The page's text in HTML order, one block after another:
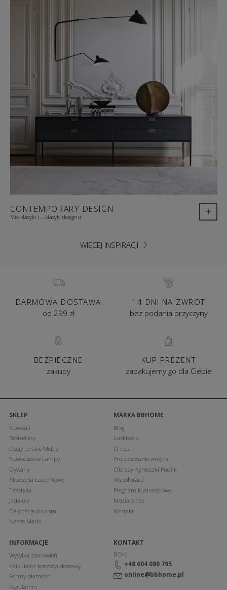
CONTEMPORARY DESIGN
Mix klasyki i ... klasyki designu +
WIĘCEJ INSPIRACJI
DARMOWA DOSTAWA
od 299 zł
14 DNI NA ZWROT
bez podania przyczyny
BEZPIECZNE
zakupy
KUP PREZENT
zapakujemy go dla Ciebie
SKLEP
Nowości
Bestsellery
Designerskie Meble
Nowoczesne Lampy
Dywany
Akcesoria Łazienkowe
Tekstylia
Jadalnia
Dekoracje do domu
Nasze Marki
MARKA BBHOME
Blog
Lookbook
O nas
Projektowanie wnętrz
Obrazy Agnieszki Pudlik
Współpraca
Program lojalnościowy
Media o nas
Kontakt
INFORMACJE
Wysyłka zamówień
Kalkulator kosztów dostawy
Formy płatności
Regulamin
KONTAKT
BOK:
+48 604 080 795
online@bbhome.pl